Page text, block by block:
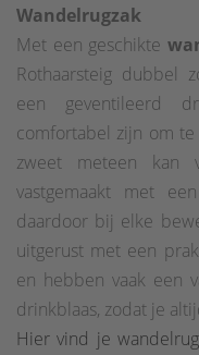
Wandelrugzak
Met een geschikte
Rothaarsteig dubbel
een geventileerd
comfortabel zijn om
zweet meteen kan
vastgemaakt met
daardoor bij elke
uitgerust met een
en hebben vaak een
drinkblaas, zodat je
Hier vind je